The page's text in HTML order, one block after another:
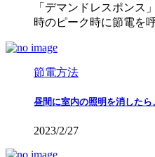
「デマンドレスポン
時のピーク時に節電を
節電方法
昼間に室内の照明を消した
2023/2/27